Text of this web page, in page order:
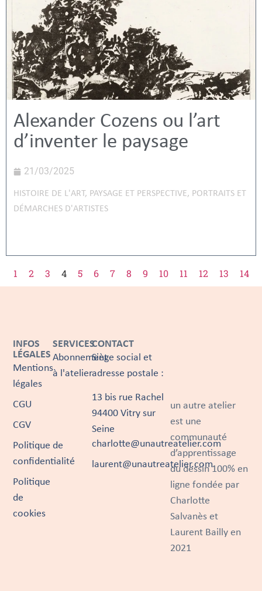
Alexander Cozens ou l’art
d’inventer le paysage
21/03/2025
HISTOIRE DE L'ART, PAYSAGE ET PERSPECTIVE, PORTRAITS ET
DÉMARCHES D'ARTISTES
1 2 3 4 5 6 7 8 9 10 11 12 13 14
un autre atelier
est une
communauté
d’apprentissage
du dessin 100% en
ligne fondée par
Charlotte
Salvanès et
Laurent Bailly en
2021
SERVICES
Abonnement
à l'atelier
INFOS
LÉGALES
Mentions
légales
CGU
CGV
Politique de
confidentialité
Politique
de
cookies
CONTACT
Siège social et
adresse postale :
13 bis rue Rachel
94400 Vitry sur
Seine
charlotte@unautreatelier.com
laurent@unautreatelier.com